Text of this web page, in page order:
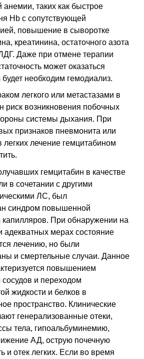
анемии, таких как быстрое
Hb с сопутствующей
повышение в сыворотке
креатинина, остаточного азота
. Даже при отмене терапии
может оказаться
необходим гемодиализ.
легкого или метастазами в
риск возникновения побочных
системы дыхания. При
признаков пневмонита или
легких лечение гемцитабином
гемцитабин в качестве
в сочетании с другими
ЛС, был
синдром повышенной
капилляров. При обнаружении на
адекватных мерах состояние
лечению, но были
и смертельные случаи. Данное
повышением
и переходом
жидкости и белков в
пространство. Клинические
генерализованные отеки,
тела, гипоальбуминемию,
АД, острую почечную
и отек легких. Если во время